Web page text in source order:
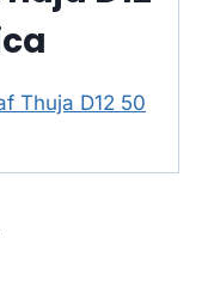
Thuja D12 50